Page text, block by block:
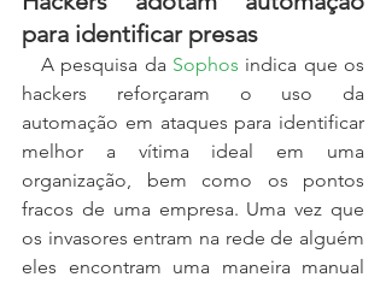
para identificar presas
   A pesquisa da
Sophos indica que os
hackers reforçaram o uso da
automação em ataques para identificar
melhor a vítima ideal em uma
organização, bem como os pontos
fracos de uma empresa. Uma vez que
os invasores entram na rede de alguém
eles encontram uma maneira manual